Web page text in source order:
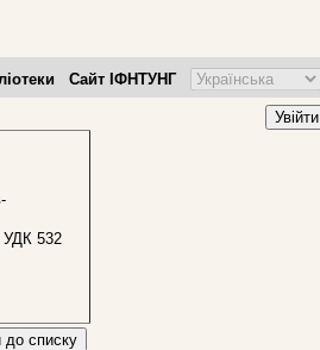
Сайт ІФНТУНГ
Увійти
УДК 532
до списку